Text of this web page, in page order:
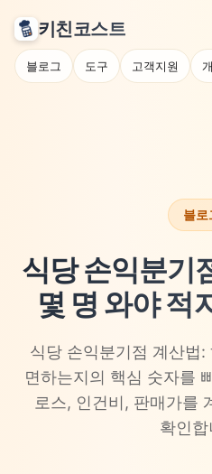
키친코스트
블로그 도구 고객지원
블로
식당 손익분기
몇 명 와야 적
식당 손익분기점 계산법
면하는지의 핵심 숫자를
로스, 인건비, 판매가를
확인